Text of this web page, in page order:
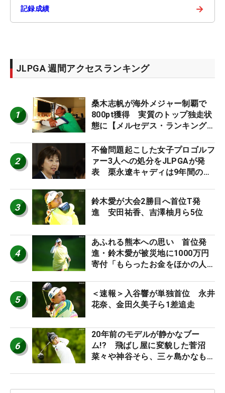
記録成績 →
JLPGA 週間アクセスランキング
1
桑木志帆が海外メジャー制覇で
800pt獲得 実質のトップ独走状
態に【メルセデス・ランキング番
2
不倫問題起こした女子プロゴルフ
ァー3人への処分をJLPGAが発
表 栗永遼キャディは9年間の立
3
鈴木愛が大会2勝目へ首位T発
進 安田祐香、吉澤柚月ら5位
4
あふれる熊本への思い 首位発
進・鈴木愛が被災地に1000万円
寄付「もらったお金をほかの人
5
＜速報＞入谷響が単独首位 永井
花奈、金田久美子ら1差追走
6
20年前のモデルが静かなブー
ム!? 飛ばし屋に変貌した菅沼
菜々や神谷そら、三ヶ島かなも使